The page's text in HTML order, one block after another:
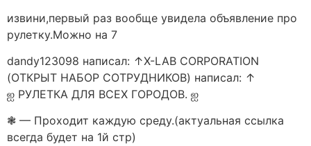
извини,первый раз вообще увидела объявление про
рулетку.Можно на 7
dandy123098 написал: ↑X-LAB CORPORATION
(ОТКРЫТ НАБОР СОТРУДНИКОВ) написал: ↑
ஐ РУЛЕТКА ДЛЯ ВСЕХ ГОРОДОВ. ஐ
❃ — Проходит каждую среду.(актуальная ссылка
всегда будет на 1й стр)